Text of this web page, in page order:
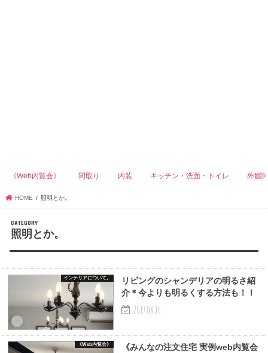
《Web内覧会》 間取り 内装 キッチン・洗面・トイレ 外観
HOME 照明とか。
照明とか。
インテリアについて。
リビングのシャンデリアの明るさ紹
介＊今よりも明るくする方法も！！
2017.08.16
《Web内覧会》
《みんなの注文住宅 実例web内覧会